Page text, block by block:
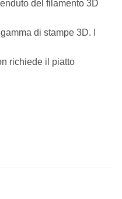
del filamento 3D
di stampe 3D. I
richiede il piatto